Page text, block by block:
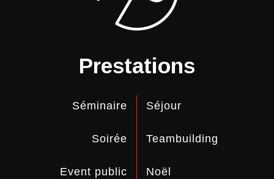
Prestations
Séminaire
Soirée
Event public
Séjour
Teambuilding
Noël